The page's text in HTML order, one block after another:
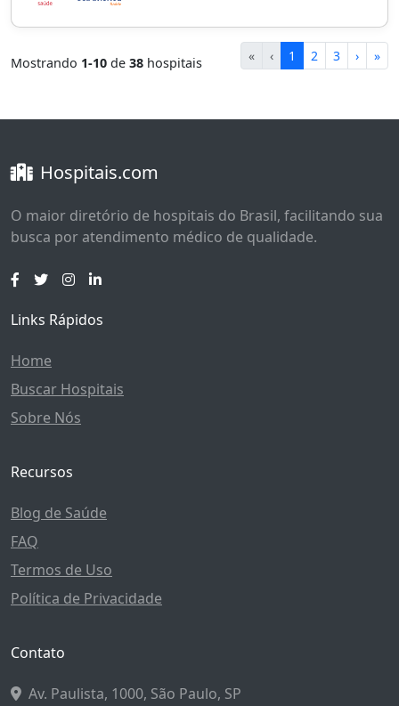
Mostrando 1-10 de 38 hospitais « ‹ 1 2 3 › »
Hospitais.com
O maior diretório de hospitais do Brasil, facilitando sua
busca por atendimento médico de qualidade.
Links Rápidos
Home
Buscar Hospitais
Sobre Nós
Recursos
Blog de Saúde
FAQ
Termos de Uso
Política de Privacidade
Contato
Av. Paulista, 1000, São Paulo, SP